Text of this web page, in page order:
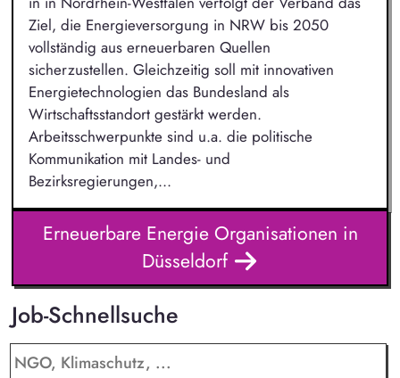
Ziel, die Energieversorgung in NRW bis 2050
vollständig aus erneuerbaren Quellen
sicherzustellen. Gleichzeitig soll mit innovativen
Energietechnologien das Bundesland als
Wirtschaftsstandort gestärkt werden.
Arbeitsschwerpunkte sind u.a. die politische
Kommunikation mit Landes- und
Bezirksregierungen,...
Erneuerbare Energie Organisationen in
Düsseldorf
Job-Schnellsuche